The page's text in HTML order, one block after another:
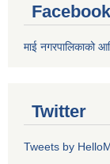
माई नगरपालिकाको
Twitter
Tweets by